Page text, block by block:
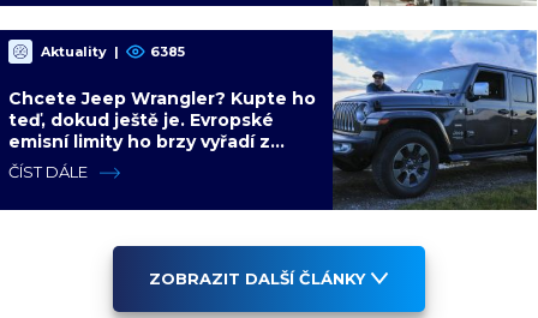
Aktuality | 6385
Chcete Jeep Wrangler? Kupte ho
teď, dokud ještě je. Evropské
emisní limity ho brzy vyřadí z
nabídky nadobro
ČÍST DÁLE
ZOBRAZIT DALŠÍ ČLÁNKY